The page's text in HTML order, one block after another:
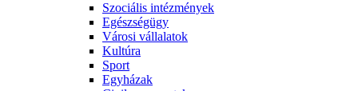
Szociális intézmények
Egészségügy
Városi vállalatok
Kultúra
Sport
Egyházak